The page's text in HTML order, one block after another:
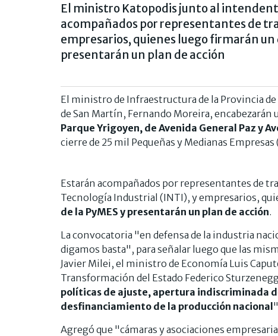
El ministro Katopodis junto al
acompañados por representantes de
empresarios, quienes luego firmarán
presentarán un plan de acción
El ministro de Infraestructura de la Provincia
de San Martín, Fernando Moreira, encabezarán
Parque Yrigoyen, de Avenida General Paz y
cierre de 25 mil Pequeñas y Medianas
Estarán acompañados por representantes de
Tecnología Industrial (INTI), y empresarios,
de la PyMES y presentarán un plan de acción.
La convocatoria "en defensa de la industria
digamos basta", para señalar luego que las
Javier Milei, el ministro de Economía Luis
Transformación del Estado Federico
políticas de ajuste, apertura indiscriminada
desfinanciamiento de la producción nacional
Agregó que "cámaras y asociaciones